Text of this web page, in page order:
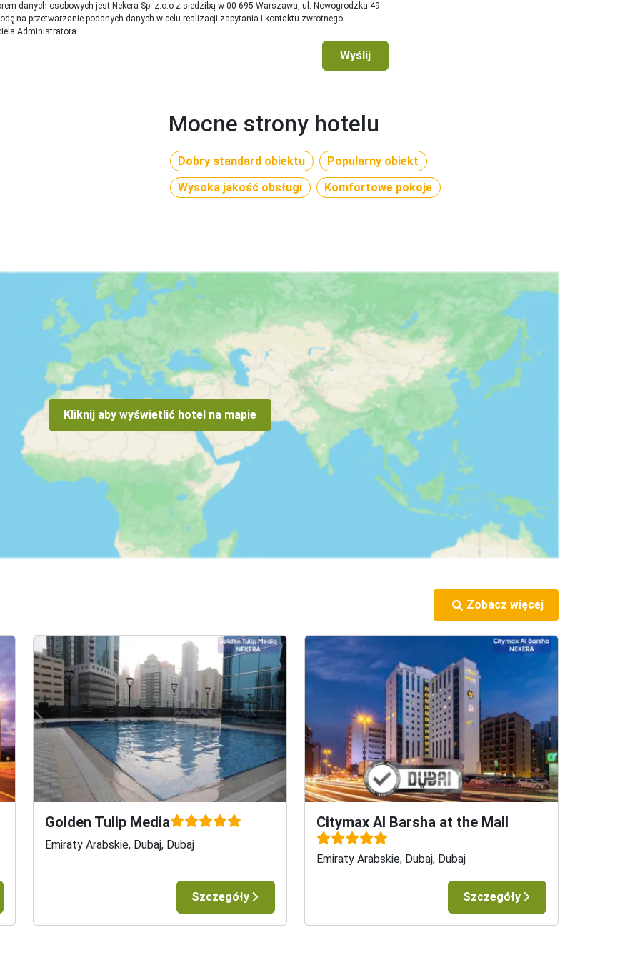
klimatyzacja centralna, sejf (bezpłatny), zestaw do parzenia kawy/herbaty (bezpłatny), minibar (pusty), TV,
(18:30-21:30)
importowane
3-12 lat
miniklubu tylko pod opieką rodzica/opiekuna
przyjazdem) - bezpłatne
w związku z wirusem Covid-19 w danym obiekcie mogą występować ograniczenia w funkcjonowaniu
serwis plażowy, serwis posiłków.
systemu online.
można znaleźć tutaj https://www.coraltravel.pl/bezpieczne-podrozowanie#kierunek. Połączenia lotnicze
danych osobowych jest Nekera Sp. z.o.o z siedzibą w 00-695 Warszawa, ul. Nowogrodzka 49.
na przetwarzanie podanych danych w celu realizacji zapytania i kontaktu zwrotnego
Administratora.
Wyślij
Mocne strony hotelu
Dobry standard obiektu
Popularny obiekt
Wysoka jakość obsługi
Komfortowe pokoje
Kliknij aby wyświetlić hotel na mapie
Zobacz więcej
Golden Tulip Media
Emiraty Arabskie, Dubaj, Dubaj
Szczegóły
Citymax Al Barsha at the Mall
Emiraty Arabskie, Dubaj, Dubaj
Szczegóły